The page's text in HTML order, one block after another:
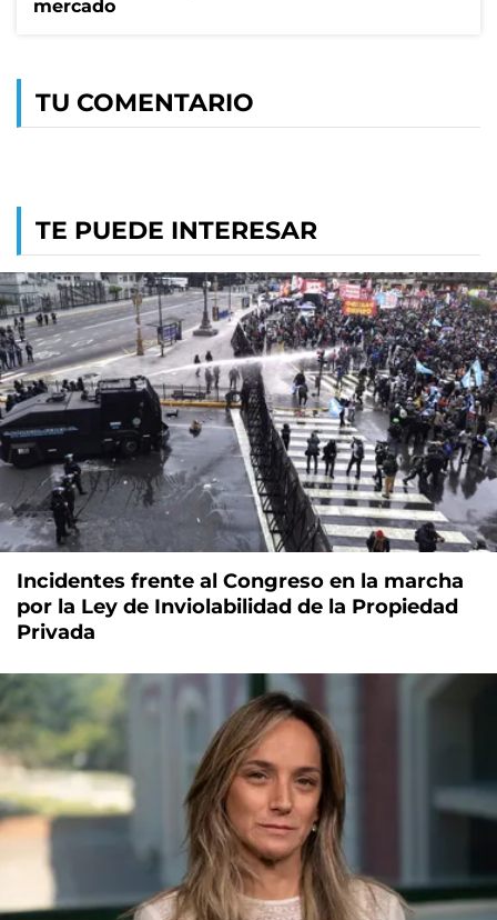
mercado
TU COMENTARIO
TE PUEDE INTERESAR
Incidentes frente al Congreso en la marcha
por la Ley de Inviolabilidad de la Propiedad
Privada